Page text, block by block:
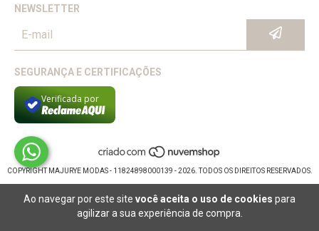
Ao navegar por este site você aceita o uso de cookies para
agilizar a sua experiência de compra.
NEWSLETTER
SEGURANÇA E CERTIFICAÇÕES
Verificada por
COPYRIGHT MAJURYE MODAS - 11824898000139 - 2026. TODOS OS DIREITOS RESERVADOS.